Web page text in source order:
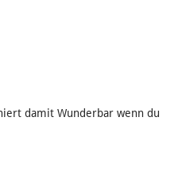
damit Wunderbar wenn du